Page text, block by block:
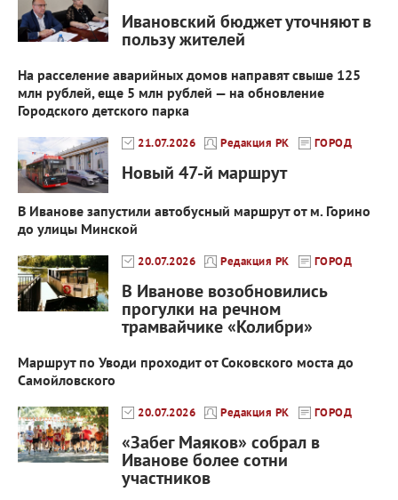
Ивановский бюджет уточняют в
пользу жителей
На расселение аварийных домов направят свыше 125
млн рублей, еще 5 млн рублей — на обновление
Городского детского парка
21.07.2026 Редакция РК ГОРОД
Новый 47-й маршрут
В Иванове запустили автобусный маршрут от м. Горино
до улицы Минской
20.07.2026 Редакция РК ГОРОД
В Иванове возобновились
прогулки на речном
трамвайчике «Колибри»
Маршрут по Уводи проходит от Соковского моста до
Самойловского
20.07.2026 Редакция РК ГОРОД
«Забег Маяков» собрал в
Иванове более сотни
участников